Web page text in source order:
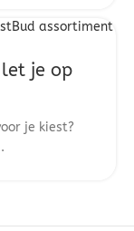
je op
je kiest?